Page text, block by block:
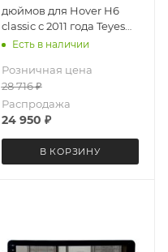
дюймов для Hover H6
classic с 2011 года Teyes
CC4L 3414-6877 Android
Есть в наличии
Розничная цена
28 716₽
Распродажа
24 950 ₽
В КОРЗИНУ